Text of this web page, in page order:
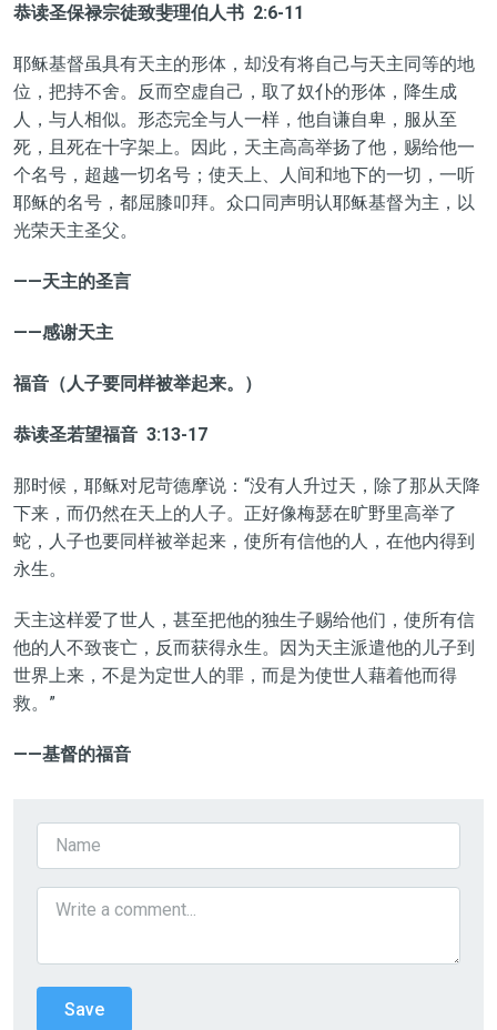
恭读圣保禄宗徒致斐理伯人书2:6-11
耶稣基督虽具有天主的形体，却没有将自己与天主同等的地
位，把持不舍。反而空虚自己，取了奴仆的形体，降生成
人，与人相似。形态完全与人一样，他自谦自卑，服从至
死，且死在十字架上。因此，天主高高举扬了他，赐给他一
个名号，超越一切名号；使天上、人间和地下的一切，一听
耶稣的名号，都屈膝叩拜。众口同声明认耶稣基督为主，以
光荣天主圣父。
——天主的圣言
——感谢天主
福音（人子要同样被举起来。）
恭读圣若望福音3:13-17
那时候，耶稣对尼苛德摩说：“没有人升过天，除了那从天降
下来，而仍然在天上的人子。正好像梅瑟在旷野里高举了
蛇，人子也要同样被举起来，使所有信他的人，在他内得到
永生。
天主这样爱了世人，甚至把他的独生子赐给他们，使所有信
他的人不致丧亡，反而获得永生。因为天主派遣他的儿子到
世界上来，不是为定世人的罪，而是为使世人藉着他而得
救。”
——基督的福音